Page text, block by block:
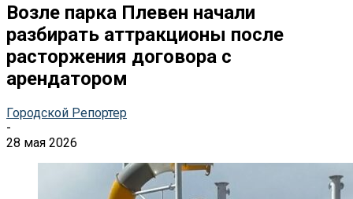
Возле парка Плевен начали
разбирать аттракционы после
расторжения договора с
арендатором
Городской Репортер
-
28 мая 2026